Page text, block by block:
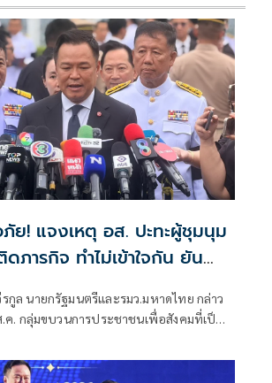
ย! แจงเหตุ อส. ปะทะผู้ชุมนุม
ภารกิจ ทำไม่เข้าใจกัน ยัน
กูล นายกรัฐมนตรีและรมว.มหาดไทย กล่าว
. กลุ่มขบวนการประชาชนเพื่อสังคมที่เป็น
เกิดการบานปลายอย่างไรหรือไม่ ว่า เมื่อวัน